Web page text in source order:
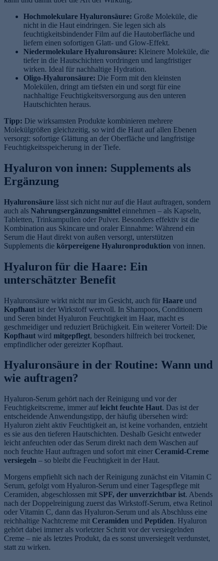
Hochmolekulare Hyaluronsäure: Große Moleküle, die
nicht in die Haut eindringen. Sie legen sich als
feuchtigkeitsbindender Film auf die Hautoberfläche und
liefern einen sofortigen Glatt- und Glow-Effekt.
Niedermolekulare Hyaluronsäure: Kleinere Moleküle, die
tiefer in die Hautschichten vordringen und langfristiger
wirken. Ideal für nachhaltige Hydration.
Oligo-Hyaluronsäure: Die Form mit den kleinsten
Molekülen, dringt am tiefsten ein und sorgt für eine
nachhaltige Feuchtigkeitsversorgung aus den unteren
Hautschichten heraus.
Tipp: Die wirksamsten Produkte kombinieren mehrere
Molekülgrößen gleichzeitig, so wird die Haut auf allen Ebenen
versorgt: sofortige Glättung an der Oberfläche und langfristige
Feuchtigkeitsspeicherung in der Tiefe.
Hyaluron von innen: Supplements als
Ergänzung
Hyaluronsäure lässt sich nicht nur auf die Haut auftragen, sondern
auch als Nahrungsergänzungsmittel einnehmen – als Kapseln,
Tabletten, Trinkampullen oder Pulver. Besonders effektiv ist die
Kombination aus Skincare und oraler Einnahme: Während ein
Serum die Haut direkt von außen versorgt, unterstützen
Supplements die körpereigene Hyaluronproduktion von innen.
Hyaluron für die Haare: Ein
unterschätzter Benefit
Hyaluronsäure wirkt nicht nur im Gesicht, auch für Haare und
Kopfhaut ist der Wirkstoff wertvoll. In Shampoos, Conditionern
und Seren bindet Hyaluron Feuchtigkeit im Haar, macht es
geschmeidiger und reduziert Brüchigkeit. Ein weiterer Vorteil: Die
Kopfhaut wird mitgepflegt, besonders hilfreich bei trockener,
empfindlicher oder gereizter Kopfhaut.
Hyaluronsäure in der Routine: Wann und
wie auftragen?
Hyaluron-Serum gehört nach der Reinigung und vor der
Feuchtigkeitscreme, immer auf leicht feuchte Haut. Das ist der
entscheidende Anwendungstipp, der häufig übersehen wird:
Hyaluron zieht aktiv Feuchtigkeit an, ist keine vorhanden, entzieht
es sie aus den tieferen Hautschichten. Deshalb Gesicht entweder
leicht anfeuchten oder das Serum direkt nach dem Waschen auf
noch feuchte Haut auftragen und sofort mit einer Ceramid-Creme
versiegeln – so bleibt die Feuchtigkeit in der Haut.
Morgens empfiehlt sich nach der Reinigung zunächst ein Vitamin C
Serum, gefolgt vom Hyaluron-Serum und einer Tagespflege mit
Ceramiden, abgeschlossen mit SPF, der unverzichtbar ist. Abends
nach der Doppelreinigung zuerst das Wirkstoff-Serum, etwa Retinol
oder Vitamin C, dann das Hyaluron-Serum und als Abschluss eine
reichhaltige Nachtcreme mit Ceramiden und Peptiden. Hyaluron
gehört dabei immer als vorletzter Schritt vor der versiegelnden
Creme – nie als letztes Produkt, da es sonst unversiegelt verdunstet,
statt zu wirken.